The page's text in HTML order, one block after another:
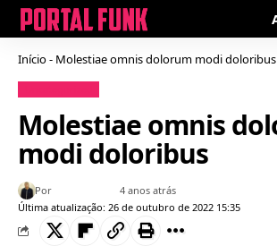
Início- Molestiae omnis dolorum modi doloribus
Molestiae omnis
modi doloribus
Última atualização: 26 de outubro de 2022 15:35
Por Bruno Gabriel4 anos atrás